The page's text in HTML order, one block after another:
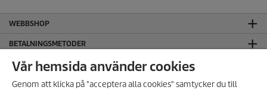
WEBBSHOP
BETALNINGSMETODER
KUNDTJÄNST
ALLMÄN INFORMATION
Vår hemsida använder cookies
Genom att klicka på "acceptera alla cookies" samtycker du till